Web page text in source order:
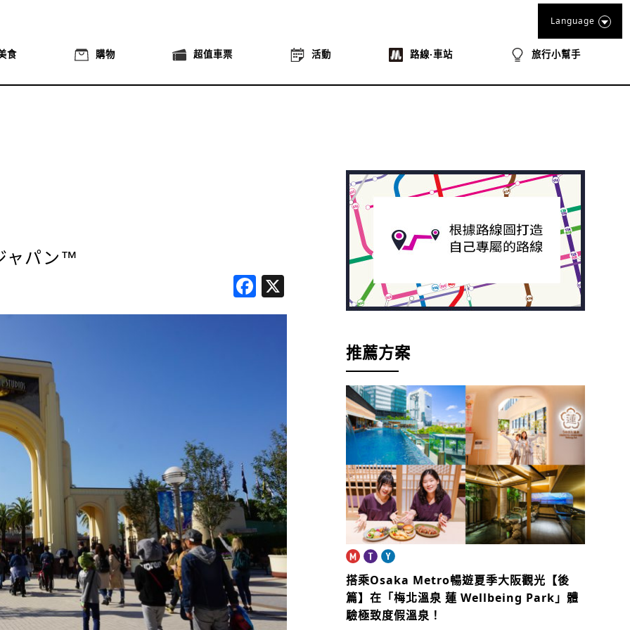
食 購物 超值車票 活動 路線‧車站 旅行小幫手
Language
ャパン™
Facebook
推薦方案
搭乘Osaka Metro暢遊夏季大阪觀光【後
篇】在「梅北溫泉 蓮 Wellbeing Park」體
驗極致度假溫泉！